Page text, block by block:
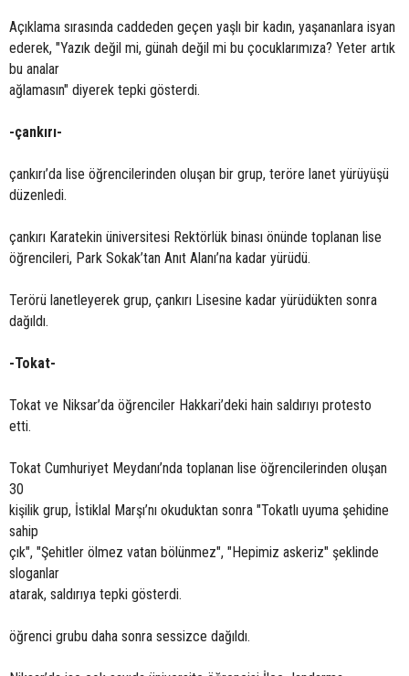
Açıklama sırasında caddeden geçen yaşlı bir kadın, yaşananlara isyan
ederek, "Yazık değil mi, günah değil mi bu çocuklarımıza? Yeter artık
bu analar
ağlamasın" diyerek tepki gösterdi.
-çankırı-
çankırı’da lise öğrencilerinden oluşan bir grup, teröre lanet yürüyüşü
düzenledi.
çankırı Karatekin üniversitesi Rektörlük binası önünde toplanan lise
öğrencileri, Park Sokak’tan Anıt Alanı’na kadar yürüdü.
Terörü lanetleyerek grup, çankırı Lisesine kadar yürüdükten sonra
dağıldı.
-Tokat-
Tokat ve Niksar’da öğrenciler Hakkari’deki hain saldırıyı protesto
etti.
Tokat Cumhuriyet Meydanı’nda toplanan lise öğrencilerinden oluşan
30
kişilik grup, İstiklal Marşı’nı okuduktan sonra "Tokatlı uyuma şehidine
sahip
çık", "Şehitler ölmez vatan bölünmez", "Hepimiz askeriz" şeklinde
sloganlar
atarak, saldırıya tepki gösterdi.
öğrenci grubu daha sonra sessizce dağıldı.